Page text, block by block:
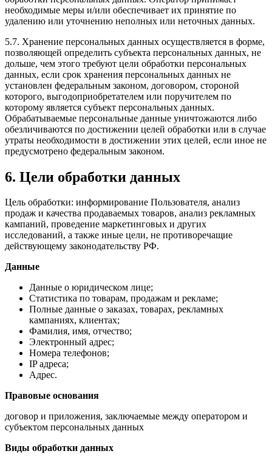
необходимые меры и/или обеспечивает их принятие по
удалению или уточнению неполных или неточных данных.
5.7. Хранение персональных данных осуществляется в форме,
позволяющей определить субъекта персональных данных, не
дольше, чем этого требуют цели обработки персональных
данных, если срок хранения персональных данных не
установлен федеральным законом, договором, стороной
которого, выгодоприобретателем или поручителем по
которому является субъект персональных данных.
Обрабатываемые персональные данные уничтожаются либо
обезличиваются по достижении целей обработки или в случае
утраты необходимости в достижении этих целей, если иное не
предусмотрено федеральным законом.
6. Цели обработки данных
Цель обработки: информирование Пользователя, анализ
продаж и качества продаваемых товаров, анализ рекламных
кампаний, проведение маркетинговых и других
исследований, а также иные цели, не противоречащие
действующему законодательству РФ.
Данные
Данные о юридическом лице;
Статистика по товарам, продажам и рекламе;
Полные данные о заказах, товарах, рекламных
кампаниях, клиентах;
Фамилия, имя, отчество;
Электронный адрес;
Номера телефонов;
IP адреса;
Адрес.
Правовые основания
договор и приложения, заключаемые между оператором и
субъектом персональных данных
Виды обработки данных